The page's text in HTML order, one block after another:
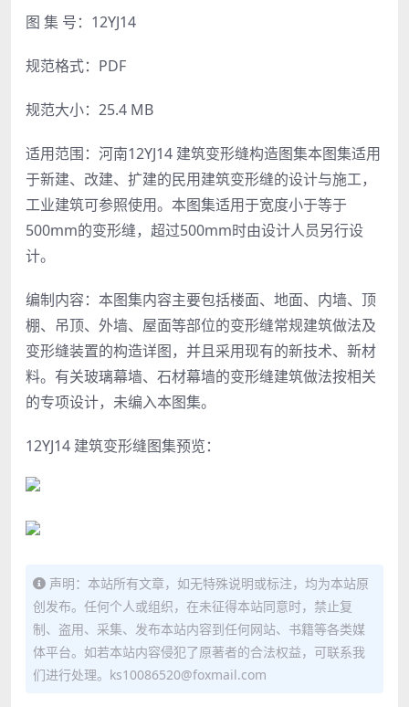
图 集 号：12YJ14
规范格式：PDF
规范大小：25.4 MB
适用范围：河南12YJ14 建筑变形缝构造图集本图集适用
于新建、改建、扩建的民用建筑变形缝的设计与施工，
工业建筑可参照使用。本图集适用于宽度小于等于
500mm的变形缝，超过500mm时由设计人员另行设
计。
编制内容：本图集内容主要包括楼面、地面、内墙、顶
棚、吊顶、外墙、屋面等部位的变形缝常规建筑做法及
变形缝装置的构造详图，并且采用现有的新技术、新材
料。有关玻璃幕墙、石材幕墙的变形缝建筑做法按相关
的专项设计，未编入本图集。
12YJ14 建筑变形缝图集预览：
声明：本站所有文章，如无特殊说明或标注，均为本站原
创发布。任何个人或组织，在未征得本站同意时，禁止复
制、盗用、采集、发布本站内容到任何网站、书籍等各类媒
体平台。如若本站内容侵犯了原著者的合法权益，可联系我
们进行处理。ks10086520@foxmail.com